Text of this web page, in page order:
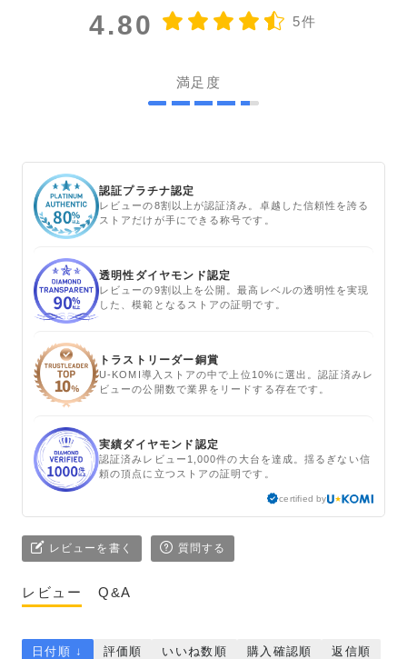
4.80 5件
満足度
認証プラチナ認定
レビューの8割以上が認証済み。卓越した信頼性を誇る
ストアだけが手にできる称号です。
透明性ダイヤモンド認定
レビューの9割以上を公開。最高レベルの透明性を実現
した、模範となるストアの証明です。
トラストリーダー銅賞
U-KOMI導入ストアの中で上位10%に選出。認証済みレ
ビューの公開数で業界をリードする存在です。
実績ダイヤモンド認定
認証済みレビュー1,000件の大台を達成。揺るぎない信
頼の頂点に立つストアの証明です。
certified by
レビューを書く 質問する
レビュー Q&A
日付順 ↓ 評価順 いいね数順 購入確認順
返信順